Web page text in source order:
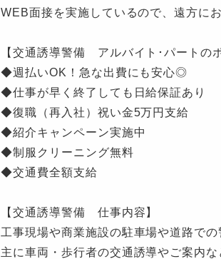
WEB面接を実施しているので、遠方に
【交通誘導警備 アルバイト･パートの
◆週払いOK！急な出費にも安心◎
◆仕事が早く終了しても日給保証あり
◆復職（再入社）祝い金5万円支給
◆紹介キャンペーン実施中
◆制服クリーニング無料
◆交通費全額支給
【交通誘導警備 仕事内容】
工事現場や商業施設の駐車場や道路での
主に車両・歩行者の交通誘導やご案内な